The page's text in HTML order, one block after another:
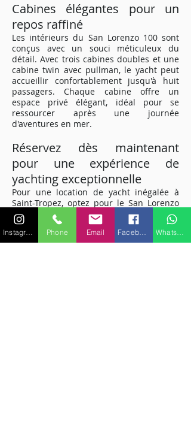
Cabines élégantes pour un
repos raffiné
Les intérieurs du San Lorenzo 100 sont
conçus avec un souci méticuleux du
détail. Avec trois cabines doubles et une
cabine twin avec pullman, le yacht peut
accueillir confortablement jusqu'à huit
passagers. Chaque cabine offre un
espace privé élégant, idéal pour se
ressourcer après une journée
d'aventures en mer.
Réservez dès maintenant
pour une expérience de
yachting exceptionnelle
Pour une location de yacht inégalée à
Saint-Tropez, optez pour le San Lorenzo
100. Offrant le mélange parfait de
performances, de luxe et de
divertissement, ce yacht vous promet une
escapade maritime de rêve sur la Côte
Phone Email